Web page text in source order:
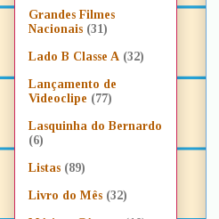
Grandes Filmes
Nacionais (31)
Lado B Classe A (32)
Lançamento de
Videoclipe (77)
Lasquinha do Bernardo
(6)
Listas (89)
Livro do Mês (32)